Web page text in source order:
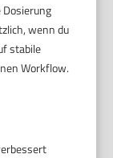
wenn du
stabile
Workflow.